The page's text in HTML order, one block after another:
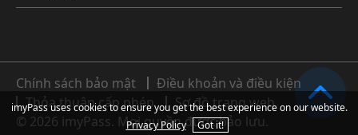
Chính sách bảo mật
Điều khoản và điều kiện
Thỏa thuận cấp phép
Sơ đồ trang web
© 2026 imyPass. Mọi quyền được bảo lưu.
imyPass uses cookies to ensure you get the best experience on our website.
Privacy Policy
Got it!